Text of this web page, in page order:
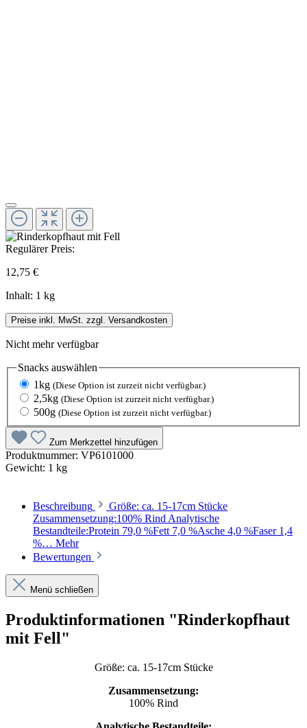
Regulärer Preis:
12,75 €
Inhalt: 1 kg
Preise inkl. MwSt. zzgl. Versandkosten
Nicht mehr verfügbar
Snacks auswählen
1kg (Diese Option ist zurzeit nicht verfügbar.)
2,5kg (Diese Option ist zurzeit nicht verfügbar.)
500g (Diese Option ist zurzeit nicht verfügbar.)
Zum Merkzettel hinzufügen
Produktnummer: VP6101000
Gewicht: 1 kg
Beschreibung
Größe: ca. 15-17cm Stücke
Zusammensetzung:100% Rind Analytische
Bestandteile:Protein 79,0 %Fett 7,0 %Asche 4,0 %Faser 1,4
%… Mehr
Bewertungen
Menü schließen
Produktinformationen "Rinderkopfhaut
mit Fell"
Größe: ca. 15-17cm Stücke
Zusammensetzung:
100% Rind